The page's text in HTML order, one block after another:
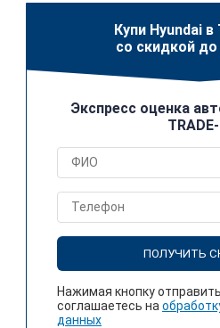
Купи Hyundai
со скидкой до
Экспресс оценка
ПОЛУЧИТЬ
Нажимая кнопку
соглашаетесь на
данных